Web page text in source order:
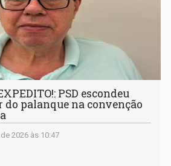
PSD escondeu
palanque na convenção
2026 às 10:47